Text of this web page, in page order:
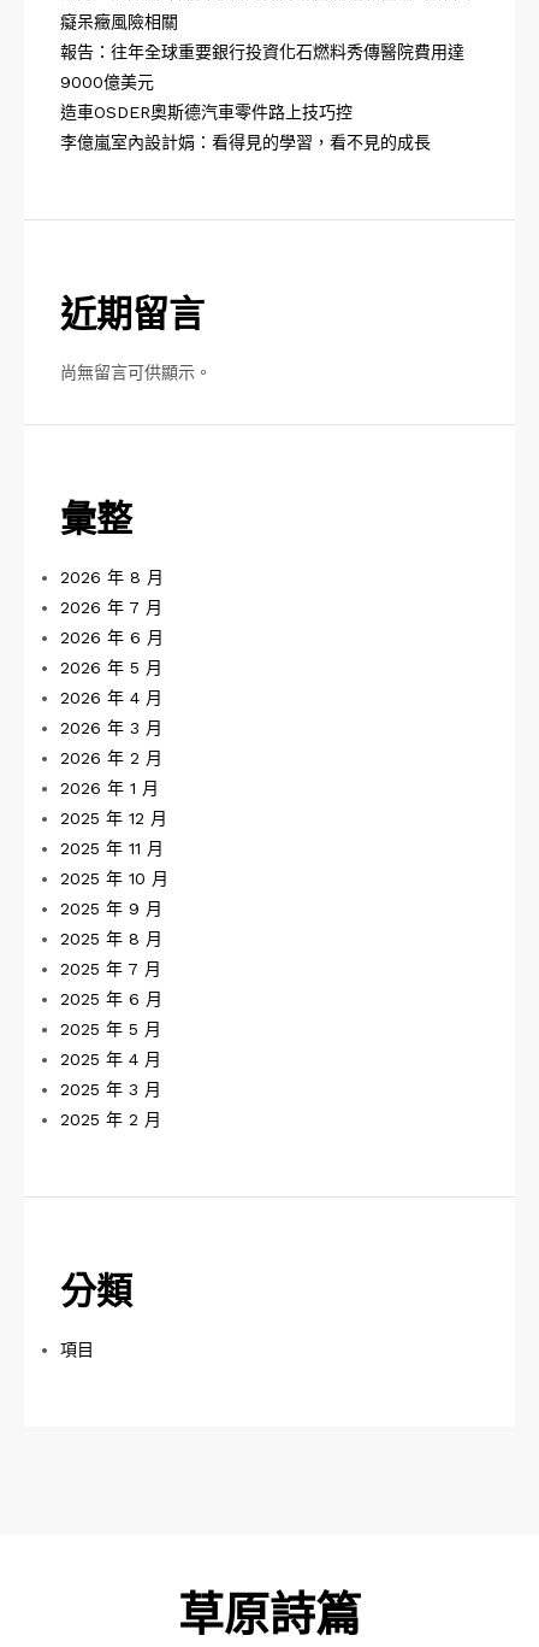
癡呆癥風險相關
報告：往年全球重要銀行投資化石燃料秀傳醫院費用達
9000億美元
造車OSDER奧斯德汽車零件路上技巧控
李億嵐室內設計娟：看得見的學習，看不見的成長
近期留言
尚無留言可供顯示。
彙整
2026 年 8 月
2026 年 7 月
2026 年 6 月
2026 年 5 月
2026 年 4 月
2026 年 3 月
2026 年 2 月
2026 年 1 月
2025 年 12 月
2025 年 11 月
2025 年 10 月
2025 年 9 月
2025 年 8 月
2025 年 7 月
2025 年 6 月
2025 年 5 月
2025 年 4 月
2025 年 3 月
2025 年 2 月
分類
項目
草原詩篇